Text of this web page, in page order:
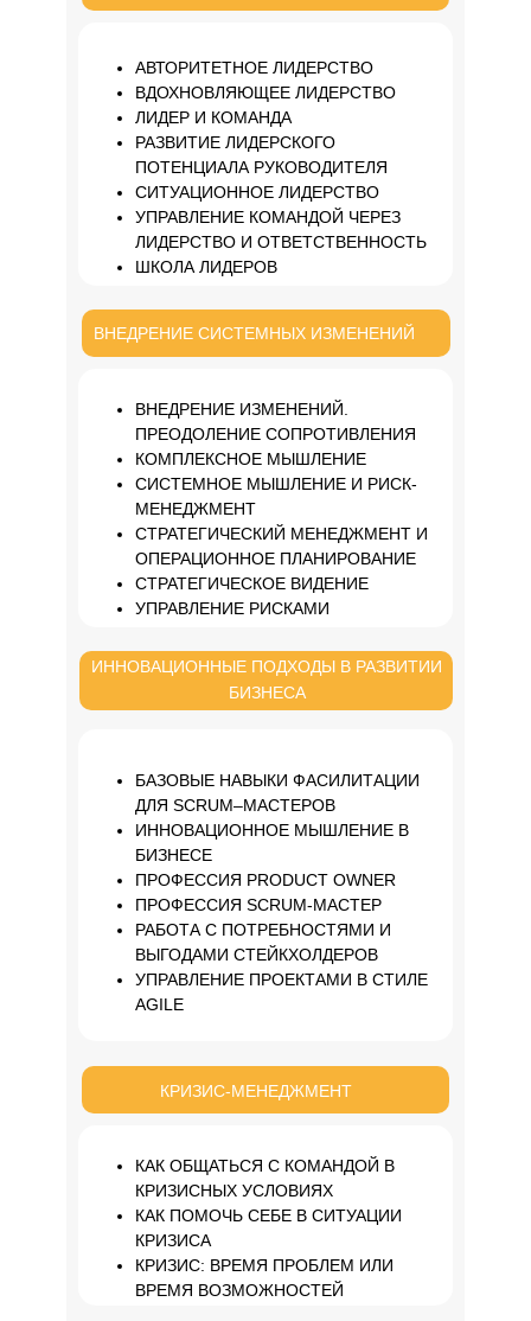
КРИЗИС-МЕНЕДЖМЕНТ
КАК ОБЩАТЬСЯ С КОМАНДОЙ В
КРИЗИСНЫХ УСЛОВИЯХ
КАК ПОМОЧЬ СЕБЕ В СИТУАЦИИ
КРИЗИСА
КРИЗИС: ВРЕМЯ ПРОБЛЕМ ИЛИ
ВРЕМЯ ВОЗМОЖНОСТЕЙ
ИННОВАЦИОННЫЕ ПОДХОДЫ В РАЗВИТИИ
БИЗНЕСА
БАЗОВЫЕ НАВЫКИ ФАСИЛИТАЦИИ
ДЛЯ SCRUM–МАСТЕРОВ
ИННОВАЦИОННОЕ МЫШЛЕНИЕ В
БИЗНЕСЕ
ПРОФЕССИЯ PRODUCT OWNER
ПРОФЕССИЯ SCRUM-МАСТЕР
РАБОТА С ПОТРЕБНОСТЯМИ И
ВЫГОДАМИ СТЕЙКХОЛДЕРОВ
УПРАВЛЕНИЕ ПРОЕКТАМИ В СТИЛЕ
AGILE
ВНЕДРЕНИЕ СИСТЕМНЫХ ИЗМЕНЕНИЙ
ВНЕДРЕНИЕ ИЗМЕНЕНИЙ.
ПРЕОДОЛЕНИЕ СОПРОТИВЛЕНИЯ
КОМПЛЕКСНОЕ МЫШЛЕНИЕ
СИСТЕМНОЕ МЫШЛЕНИЕ И РИСК-
МЕНЕДЖМЕНТ
СТРАТЕГИЧЕСКИЙ МЕНЕДЖМЕНТ И
ОПЕРАЦИОННОЕ ПЛАНИРОВАНИЕ
СТРАТЕГИЧЕСКОЕ ВИДЕНИЕ
УПРАВЛЕНИЕ РИСКАМИ
АВТОРИТЕТНОЕ ЛИДЕРСТВО
ВДОХНОВЛЯЮЩЕЕ ЛИДЕРСТВО
ЛИДЕР И КОМАНДА
РАЗВИТИЕ ЛИДЕРСКОГО
ПОТЕНЦИАЛА РУКОВОДИТЕЛЯ
СИТУАЦИОННОЕ ЛИДЕРСТВО
УПРАВЛЕНИЕ КОМАНДОЙ ЧЕРЕЗ
ЛИДЕРСТВО И ОТВЕТСТВЕННОСТЬ
ШКОЛА ЛИДЕРОВ